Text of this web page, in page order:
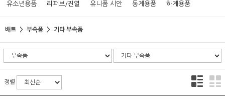
유소년용품 리퍼브/진열 유니폼 시안 동계용품 하계용품
배트 부속품 기타 부속품
정렬